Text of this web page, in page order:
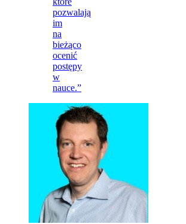
pozwalają
im
na
bieżąco
ocenić
postępy
w
nauce.”